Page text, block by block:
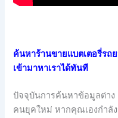
ค้นหาร้านขายแบตเตอรี่รถ
เข้ามาหาเราได้ทันที
ปัจจุบันการค้นหาข้อมูลต่าง
คนยุคใหม่ หากคุณเองกำลั